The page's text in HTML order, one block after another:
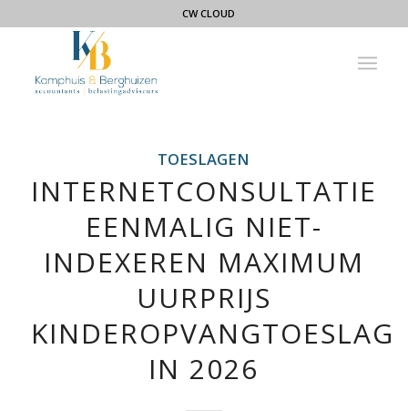
CW CLOUD
TOESLAGEN
INTERNETCONSULTATIE
EENMALIG NIET-
INDEXEREN MAXIMUM
UURPRIJS
KINDEROPVANGTOESLAG
IN 2026